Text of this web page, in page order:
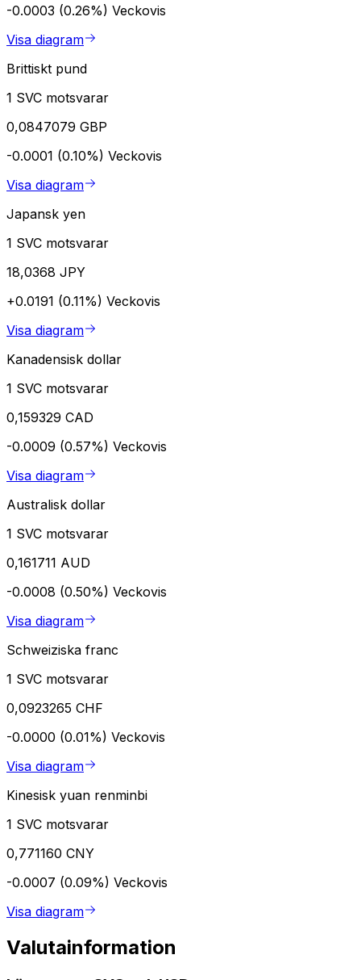
-0.0003 (0.26%) Veckovis
Visa diagram
Brittiskt pund
1 SVC motsvarar
0,0847079 GBP
-0.0001 (0.10%) Veckovis
Visa diagram
Japansk yen
1 SVC motsvarar
18,0368 JPY
+0.0191 (0.11%) Veckovis
Visa diagram
Kanadensisk dollar
1 SVC motsvarar
0,159329 CAD
-0.0009 (0.57%) Veckovis
Visa diagram
Australisk dollar
1 SVC motsvarar
0,161711 AUD
-0.0008 (0.50%) Veckovis
Visa diagram
Schweiziska franc
1 SVC motsvarar
0,0923265 CHF
-0.0000 (0.01%) Veckovis
Visa diagram
Kinesisk yuan renminbi
1 SVC motsvarar
0,771160 CNY
-0.0007 (0.09%) Veckovis
Visa diagram
Valutainformation